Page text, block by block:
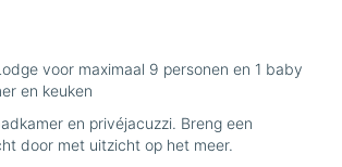
voor maximaal 9 personen en 1 baby
en keuken
en privéjacuzzi. Breng een
door met uitzicht op het meer.